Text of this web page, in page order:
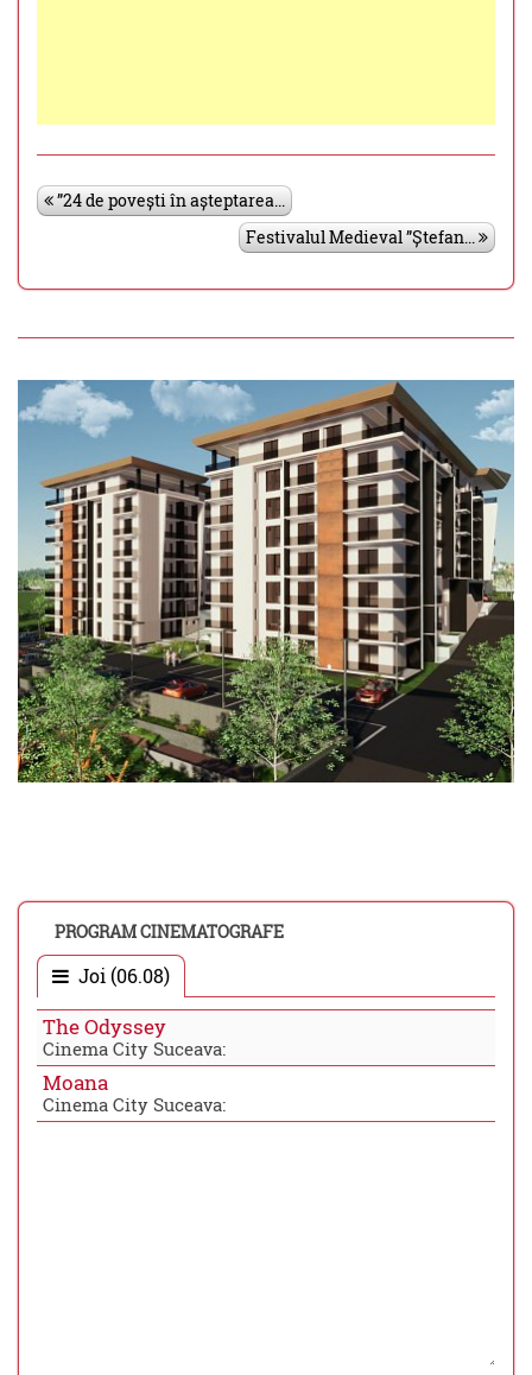
”24 de povești în așteptarea...
Festivalul Medieval ”Ștefan...
PROGRAM CINEMATOGRAFE
Joi (06.08)
The Odyssey
Cinema City Suceava:
Moana
Cinema City Suceava: